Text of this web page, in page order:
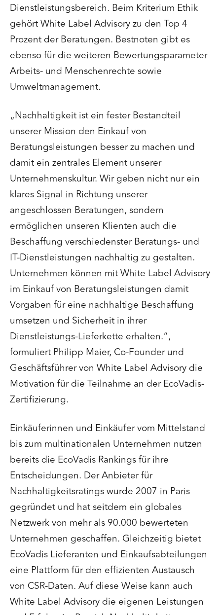
Dienstleistungsbereich. Beim Kriterium Ethik
gehört White Label Advisory zu den Top 4
Prozent der Beratungen. Bestnoten gibt es
ebenso für die weiteren Bewertungsparameter
Arbeits- und Menschenrechte sowie
Umweltmanagement.
„Nachhaltigkeit ist ein fester Bestandteil
unserer Mission den Einkauf von
Beratungsleistungen besser zu machen und
damit ein zentrales Element unserer
Unternehmenskultur. Wir geben nicht nur ein
klares Signal in Richtung unserer
angeschlossen Beratungen, sondern
ermöglichen unseren Klienten auch die
Beschaffung verschiedenster Beratungs- und
IT-Dienstleistungen nachhaltig zu gestalten.
Unternehmen können mit White Label Advisory
im Einkauf von Beratungsleistungen damit
Vorgaben für eine nachhaltige Beschaffung
umsetzen und Sicherheit in ihrer
Dienstleistungs-Lieferkette erhalten.“,
formuliert Philipp Maier, Co-Founder und
Geschäftsführer von White Label Advisory die
Motivation für die Teilnahme an der EcoVadis-
Zertifizierung.
Einkäuferinnen und Einkäufer vom Mittelstand
bis zum multinationalen Unternehmen nutzen
bereits die EcoVadis Rankings für ihre
Entscheidungen. Der Anbieter für
Nachhaltigkeitsratings wurde 2007 in Paris
gegründet und hat seitdem ein globales
Netzwerk von mehr als 90.000 bewerteten
Unternehmen geschaffen. Gleichzeitig bietet
EcoVadis Lieferanten und Einkaufsabteilungen
eine Plattform für den effizienten Austausch
von CSR-Daten. Auf diese Weise kann auch
White Label Advisory die eigenen Leistungen